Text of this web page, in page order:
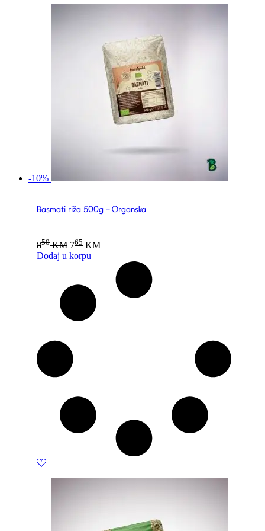
-10%
Basmati riža 500g – Organska
850 KM Original
price
was:
765 KMCurrent
price
765 KM.
Dodaj u korpu